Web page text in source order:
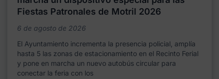
Fiestas Patronales de Motril 2026
6 de agosto de 2026
El Ayuntamiento incrementa la presencia policial, amplía
hasta 5 las zonas de estacionamiento en el Recinto Ferial
y pone en marcha un nuevo autobús circular para
conectar la feria con los